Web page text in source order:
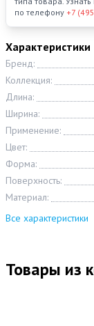
Характеристики
Бренд:
Коллекция:
Длина:
Ширина:
Применение:
Цвет:
Форма:
Поверхность:
Материал:
Все характеристики
по телефону +7
Товары из